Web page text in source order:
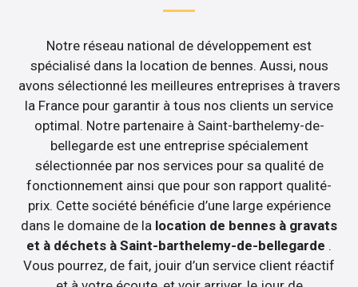
Notre réseau national de développement est
spécialisé dans la location de bennes. Aussi, nous
avons sélectionné les meilleures entreprises à travers
la France pour garantir à tous nos clients un service
optimal. Notre partenaire à Saint-barthelemy-de-
bellegarde est une entreprise spécialement
sélectionnée par nos services pour sa qualité de
fonctionnement ainsi que pour son rapport qualité-
prix. Cette société bénéficie d’une large expérience
dans le domaine de la location de bennes à gravats
et à déchets à Saint-barthelemy-de-bellegarde .
Vous pourrez, de fait, jouir d’un service client réactif